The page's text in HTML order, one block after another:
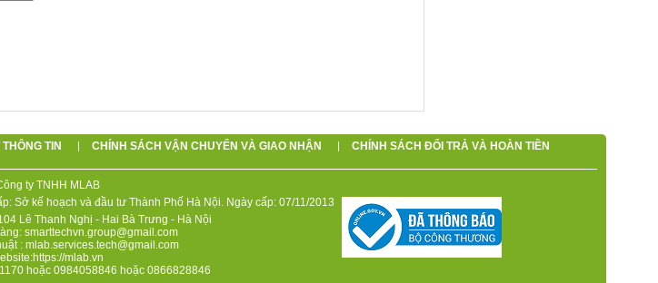
TIN CHÍNH SÁCH VẬN CHUYỂN VÀ GIAO NHẬN CHÍNH SÁCH ĐỔI TRẢ VÀ HOÀN TIỀN
ty TNHH MLAB
Sở kế hoạch và đầu tư Thành Phố Hà Nội. Ngày cấp: 07/11/2013
Lê Thanh Nghị - Hai Bà Trưng - Hà Nội
smarttechvn.group@gmail.com
: mlab.services.tech@gmail.com
mlab.vn
hoặc 0984058846 hoặc 0866828846